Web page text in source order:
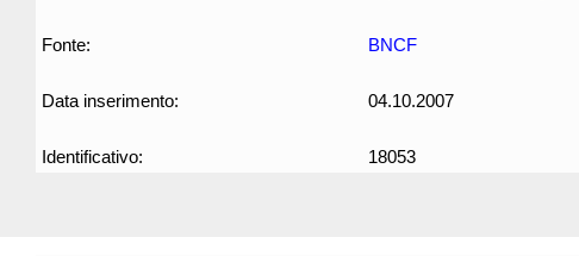
Fonte: BNCF
Data inserimento: 04.10.2007
Identificativo: 18053